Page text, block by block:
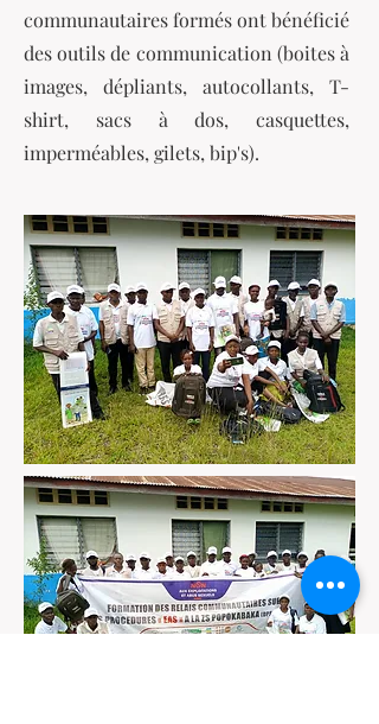
communautaires formés ont bénéficié
des outils de communication (boites à
images, dépliants, autocollants, T-
shirt, sacs à dos, casquettes,
imperméables, gilets, bip's).